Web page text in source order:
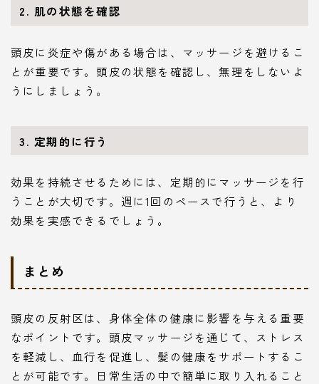
2. 肌の状態を確認
頭皮に炎症や傷がある場合は、マッサージを避けるこ
とが重要です。頭皮の状態を確認し、無理をしないよ
うにしましょう。
3. 定期的に行う
効果を持続させるためには、定期的にマッサージを行
うことが大切です。週に1回のペースで行うと、より
効果を実感できるでしょう。
まとめ
頭皮の反射区は、身体全体の健康に影響を与える重要
なポイントです。頭皮マッサージを通じて、ストレス
を軽減し、血行を促進し、髪の健康をサポートするこ
とが可能です。日常生活の中で簡単に取り入れること